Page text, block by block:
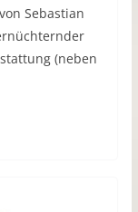
Sebastian
(neben